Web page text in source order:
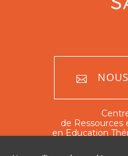
de
en Education